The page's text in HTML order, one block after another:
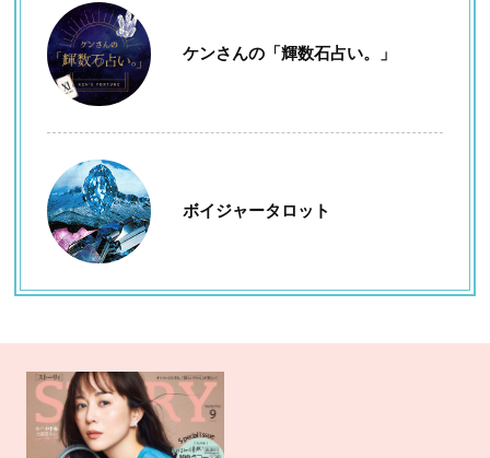
ケンさんの「輝数石占い。」
ボイジャータロット